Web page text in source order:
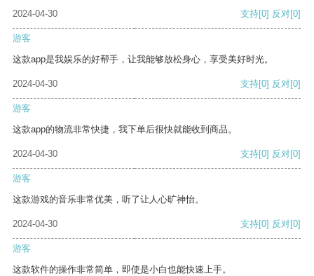
2024-04-30
支持[0] 反对[0]
游客
这款app是我娱乐的好帮手，让我能够放松身心，享受美好时光。
2024-04-30 支持[0] 反对[0]
游客
这款app的物流非常快捷，我下单后很快就能收到商品。
2024-04-30 支持[0] 反对[0]
游客
这款游戏的音乐非常优美，听了让人心旷神怡。
2024-04-30 支持[0] 反对[0]
游客
这款软件的操作非常简单，即使是小白也能快速上手。